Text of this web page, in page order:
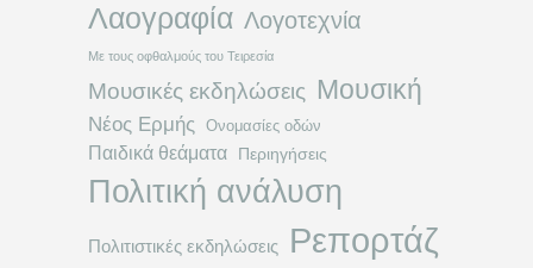
Λαογραφία Λογοτεχνία
Με τους οφθαλμούς του Τειρεσία
Μουσικές εκδηλώσεις Μουσική
Νέος Ερμής Ονομασίες οδών
Παιδικά θεάματα Περιηγήσεις
Πολιτική ανάλυση
Πολιτιστικές εκδηλώσεις Ρεπορτάζ